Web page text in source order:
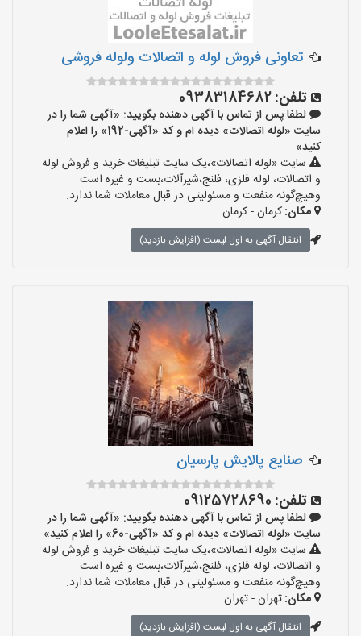
تعاونی فروش لوله و اتصالات ولوله فروشی
تلفن:09383184682
لطفا پس از تماس با آگهی دهنده بگویید: «آگهی شما را در
سایت «لوله اتصالات» دیده ام و کد «آگهی-192» را اعلام
کنید»
سایت «لوله اتصالات»،یک سایت تبلیغات خرید و فروش لوله
و اتصالات، لوله فلزی، فلنج،شیرآلات،بست و غیره است
وهیچ‌گونه منفعت و مسئولیتی در قبال معاملات شما ندارد.
مکان:کرمان - کرمان
انتقال آگهی به اول لیست (افزایش بازدید)
صنایع پالایش پارسیان
تلفن: 09125728690
لطفا پس از تماس با آگهی دهنده بگویید: «آگهی شما را در
سایت «لوله اتصالات» دیده ام و کد «آگهی-60» را اعلام کنید»
سایت «لوله اتصالات»،یک سایت تبلیغات خرید و فروش لوله
و اتصالات، لوله فلزی، فلنج،شیرآلات،بست و غیره است
وهیچ‌گونه منفعت و مسئولیتی در قبال معاملات شما ندارد.
مکان:تهران - تهران
انتقال آگهی به اول لیست (افزایش بازدید)